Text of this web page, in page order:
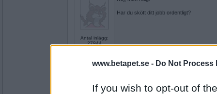
www.betapet.se - Do Not Process
If you wish to opt-out of
Antal inlägg:
27944
Har du skött ditt jobb ordentligt?
Sotfinger
Vill du jobba efter 65?